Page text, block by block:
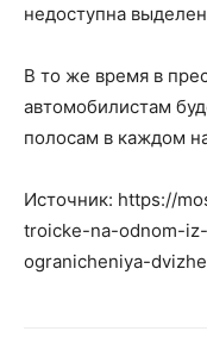
недоступна
В то же время в
автомобилистам
полосам в каждом
Источник: https://
troicke-na-odnom-
ogranicheniya-